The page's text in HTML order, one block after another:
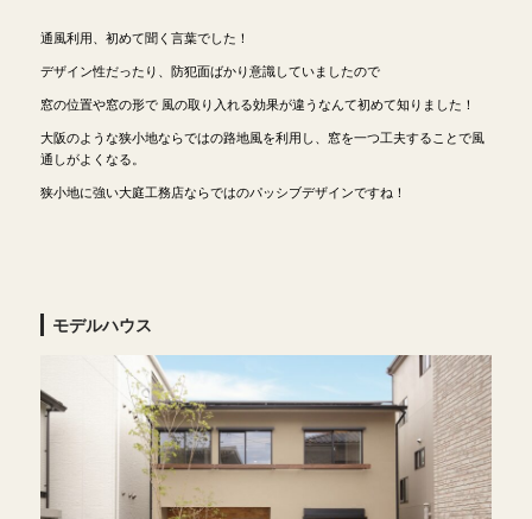
通風利用、初めて聞く言葉でした！
デザイン性だったり、防犯面ばかり意識していましたので
窓の位置や窓の形で 風の取り入れる効果が違うなんて初めて知りました！
大阪のような狭小地ならではの路地風を利用し、窓を一つ工夫することで風
通しがよくなる。
狭小地に強い大庭工務店ならではのパッシブデザインですね！
モデルハウス